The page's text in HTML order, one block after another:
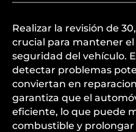
Realizar la revisión de
crucial para mantener
seguridad del vehículo.
detectar problemas
conviertan en
garantiza que el
eficiente, lo que puede
combustible y